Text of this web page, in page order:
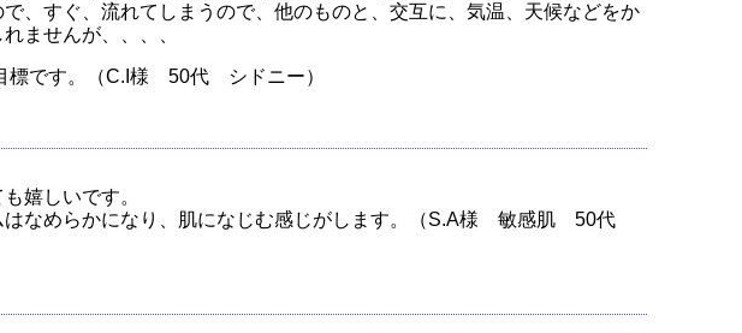
、すぐ、流れてしまうので、他のものと、交互に、気温、天候などをか
ませんが、、、、
標です。（C.I様 50代 シドニー）
嬉しいです。
はなめらかになり、肌になじむ感じがします。（S.A様 敏感肌 50代